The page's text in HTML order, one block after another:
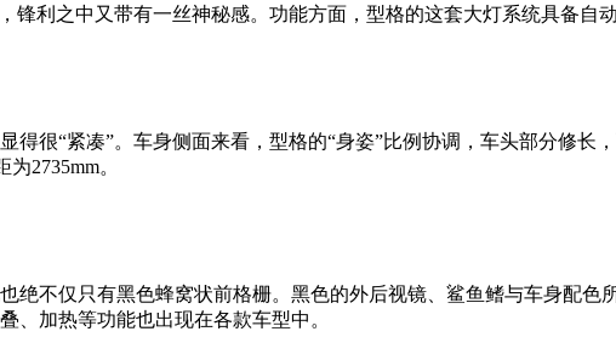
锋利之中又带有一丝神秘感。功能方面，型格的这套大灯系统具备自
得很“紧凑”。车身侧面来看，型格的“身姿”比例协调，车头部分修
2735mm。
绝不仅只有黑色蜂窝状前格栅。黑色的外后视镜、鲨鱼鳍与车身配
、加热等功能也出现在各款车型中。